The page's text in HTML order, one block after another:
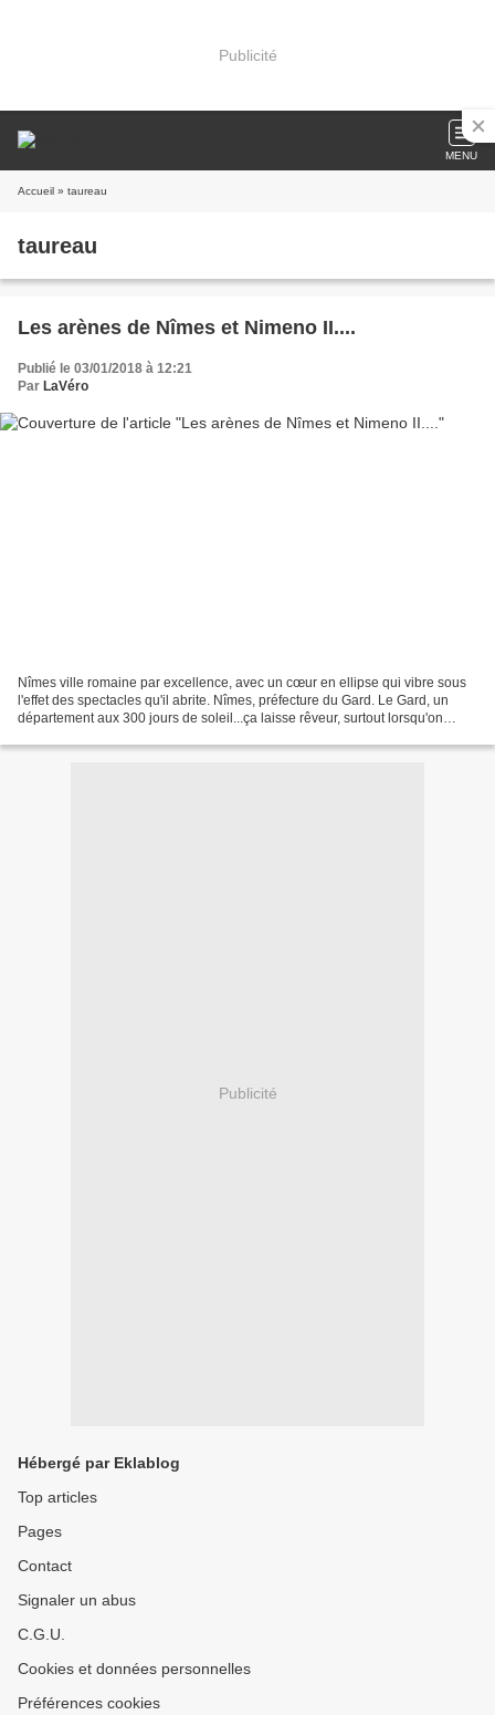
Publicité
MENU
Accueil » taureau
taureau
Les arènes de Nîmes et Nimeno II....
Publié le 03/01/2018 à 12:21
Par LaVéro
Nîmes ville romaine par excellence, avec un cœur en ellipse qui vibre sous
l'effet des spectacles qu'il abrite. Nîmes, préfecture du Gard. Le Gard, un
département aux 300 jours de soleil...ça laisse rêveur, surtout lorsqu'on
Publicité
Hébergé par Eklablog
Top articles
Pages
Contact
Signaler un abus
C.G.U.
Cookies et données personnelles
Préférences cookies